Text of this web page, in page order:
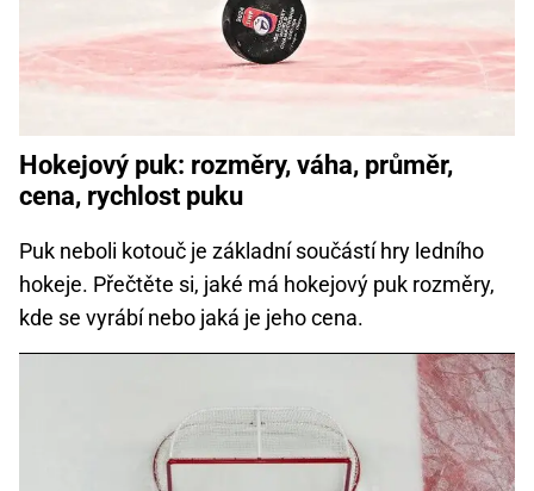
Hokejový puk: rozměry, váha, průměr,
cena, rychlost puku
Puk neboli kotouč je základní součástí hry ledního
hokeje. Přečtěte si, jaké má hokejový puk rozměry,
kde se vyrábí nebo jaká je jeho cena.